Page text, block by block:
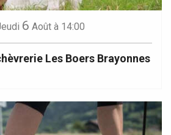
6 Août à 14:00
Les Boers Brayonnes